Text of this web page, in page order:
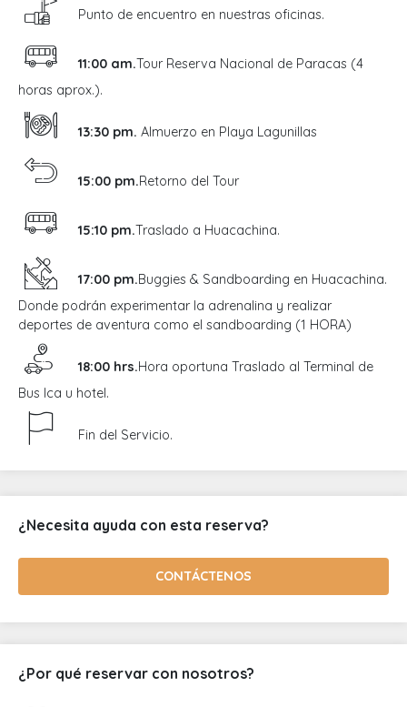
Punto de encuentro en nuestras oficinas.
11:00 am.Tour Reserva Nacional de Paracas (4
horas aprox.).
13:30 pm.Almuerzo en Playa Lagunillas
15:00 pm.Retorno del Tour
15:10 pm.Traslado a Huacachina.
17:00 pm.Buggies & Sandboarding en Huacachina.
Donde podrán experimentar la adrenalina y realizar
deportes de aventura como el sandboarding (1 HORA)
18:00 hrs.Hora oportuna Traslado al Terminal de
Bus Ica u hotel.
Fin del Servicio.
¿Necesita ayuda con esta reserva?
CONTÁCTENOS
¿Por qué reservar con nosotros?